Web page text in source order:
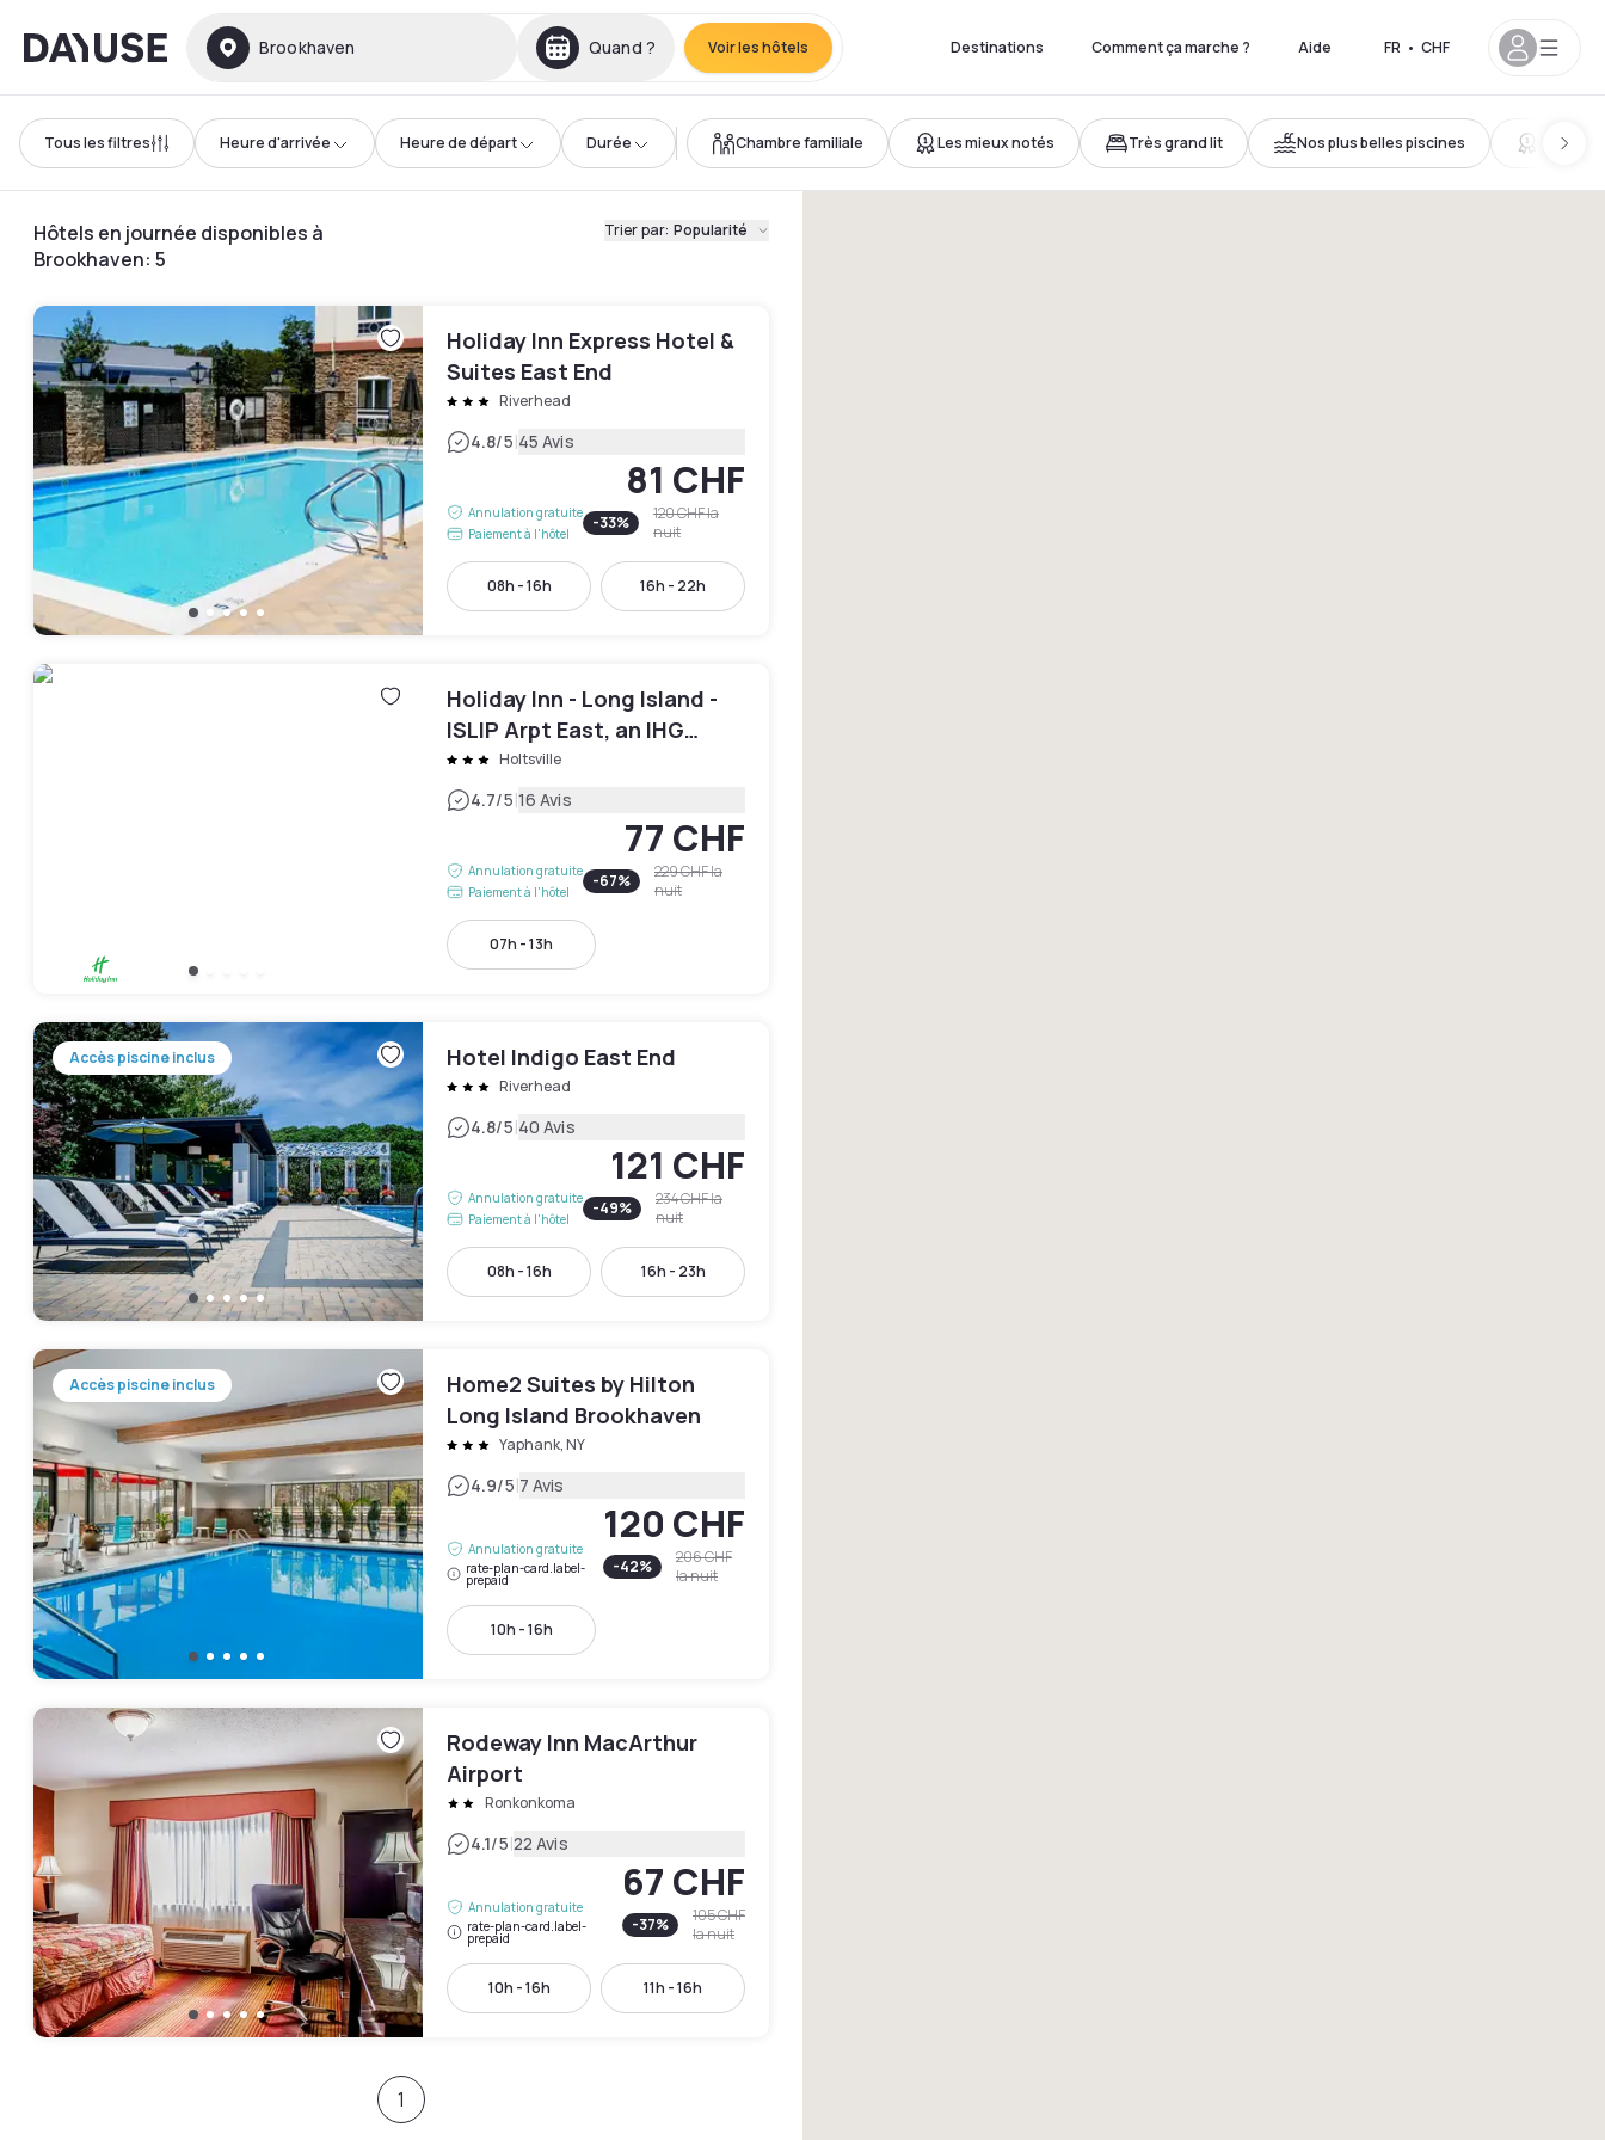
Dayuse Brookhaven Quand ? Voir les hôtels Destinations Comment ça marche ? Aide FR • CHF
Tous les filtres Heure d'arrivée Heure de départ Durée Chambre familiale Les mieux notés Très grand lit Nos plus belles piscines Choix
Hôtels en journée disponibles à
Brookhaven: 5
Trier par: Popularité
Holiday Inn Express Hotel &
Suites East End
Riverhead
4.8/5|45 Avis
Annulation gratuite
Paiement à l'hôtel
81 CHF
-33% 120 CHFla
nuit
08h - 16h 16h - 22h
Holiday Inn - Long Island -
ISLIP Arpt East, an IHG
HotelHoltsville
4.7/5|16 Avis
Annulation gratuite
Paiement à l'hôtel
77 CHF
-67% 229 CHFla
nuit
07h - 13h
Accès piscine inclus Hotel Indigo East End
Riverhead
4.8/5|40 Avis
Annulation gratuite
Paiement à l'hôtel
121 CHF
-49% 234 CHFla
nuit
08h - 16h 16h - 23h
Accès piscine inclus
Home2 Suites by Hilton
Long Island Brookhaven
Yaphank, NY
4.9/5|7 Avis
Annulation gratuite
rate-plan-card.label-
prepaid
120 CHF
-42%
206 CHF
la nuit
10h - 16h
Rodeway Inn MacArthur
Airport
Ronkonkoma
4.1/5|22 Avis
Annulation gratuite
rate-plan-card.label-
prepaid
67 CHF
-37%
105 CHF
la nuit
10h - 16h 11h - 16h
1